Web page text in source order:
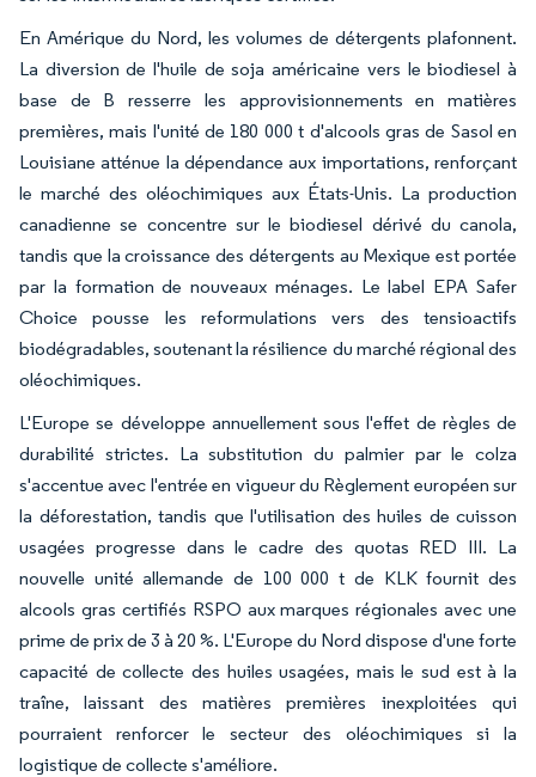
En Amérique du Nord, les volumes de détergents plafonnent.
La diversion de l'huile de soja américaine vers le biodiesel à
base de B resserre les approvisionnements en matières
premières, mais l'unité de 180 000 t d'alcools gras de Sasol en
Louisiane atténue la dépendance aux importations, renforçant
le marché des oléochimiques aux États-Unis. La production
canadienne se concentre sur le biodiesel dérivé du canola,
tandis que la croissance des détergents au Mexique est portée
par la formation de nouveaux ménages. Le label EPA Safer
Choice pousse les reformulations vers des tensioactifs
biodégradables, soutenant la résilience du marché régional des
oléochimiques.
L'Europe se développe annuellement sous l'effet de règles de
durabilité strictes. La substitution du palmier par le colza
s'accentue avec l'entrée en vigueur du Règlement européen sur
la déforestation, tandis que l'utilisation des huiles de cuisson
usagées progresse dans le cadre des quotas RED III. La
nouvelle unité allemande de 100 000 t de KLK fournit des
alcools gras certifiés RSPO aux marques régionales avec une
prime de prix de 3 à 20 %. L'Europe du Nord dispose d'une forte
capacité de collecte des huiles usagées, mais le sud est à la
traîne, laissant des matières premières inexploitées qui
pourraient renforcer le secteur des oléochimiques si la
logistique de collecte s'améliore.